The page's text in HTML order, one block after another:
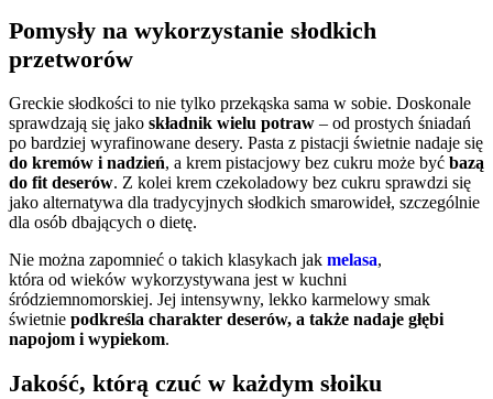
Pomysły na wykorzystanie słodkich
przetworów
Greckie słodkości to nie tylko przekąska sama w sobie. Doskonale
sprawdzają się jako składnik wielu potraw – od prostych śniadań
po bardziej wyrafinowane desery. Pasta z pistacji świetnie nadaje się
do kremów i nadzień, a krem pistacjowy bez cukru może być bazą
do fit deserów. Z kolei krem czekoladowy bez cukru sprawdzi się
jako alternatywa dla tradycyjnych słodkich smarowideł, szczególnie
dla osób dbających o dietę.
Nie można zapomnieć o takich klasykach jak melasa,
która od wieków wykorzystywana jest w kuchni
śródziemnomorskiej. Jej intensywny, lekko karmelowy smak
świetnie podkreśla charakter deserów, a także nadaje głębi
napojom i wypiekom.
Jakość, którą czuć w każdym słoiku